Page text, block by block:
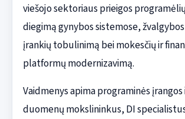
viešojo sektoriaus prieigos
diegimą gynybos sistemose,
įrankių tobulinimą bei mokesčių ir
platformų modernizavimą.
Vaidmenys apima programinės
duomenų mokslininkus, DI